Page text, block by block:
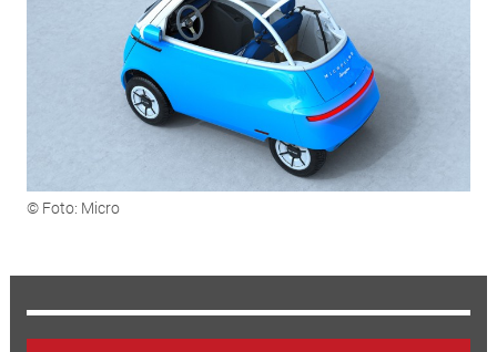
© Foto: Micro